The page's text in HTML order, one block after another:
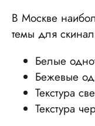
В Москве
темы для
Белые
Бежевые
Текстура
Текстура